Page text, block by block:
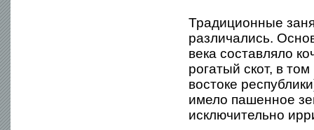
Традиционные
различались.
века составляло
рогатый скот, в
востоке
имело пашенное
исключительно